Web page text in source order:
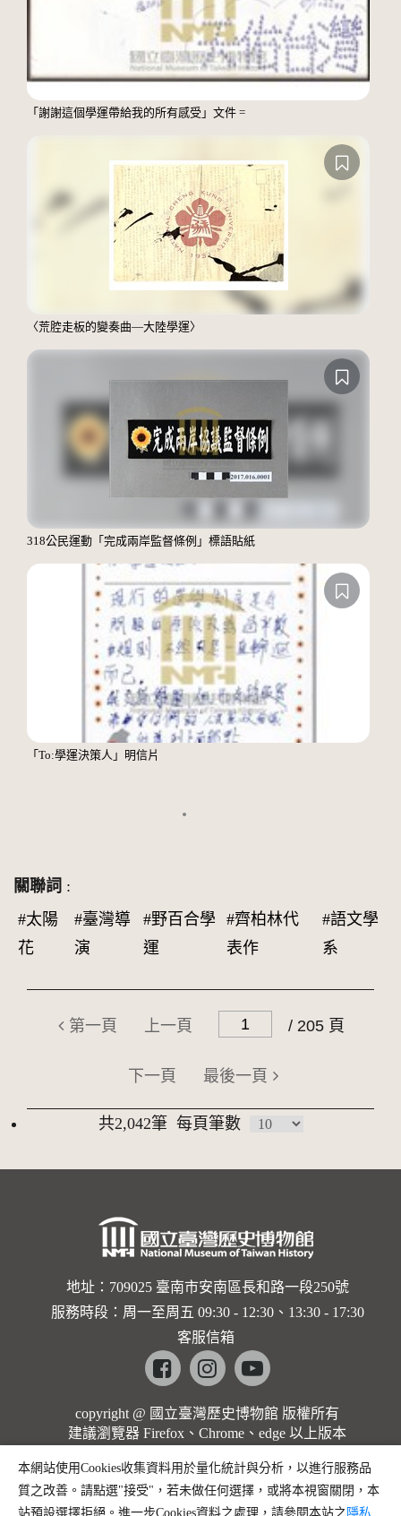
「謝謝這個學運帶給我的所有感受」文件 =
〈荒腔走板的變奏曲—大陸學運〉
318公民運動「完成兩岸監督條例」標語貼紙
「To:學運決策人」明信片
關聯詞 :
#太陽
花
#臺灣導
演
#野百合學
運
#齊柏林代
表作
#語文學
系
第一頁 上一頁 / 205 頁
下一頁 最後一頁
共2,042筆 每頁筆數
地址：709025 臺南市安南區長和路一段250號
服務時段：周一至周五 09:30 - 12:30、13:30 - 17:30
客服信箱
Facebookinstagramyoutube
copyright @ 國立臺灣歷史博物館 版權所有
建議瀏覽器 Firefox、Chrome、edge 以上版本
本網站使用Cookies收集資料用於量化統計與分析，以進行服務品
質之改善。請點選"接受"，若未做任何選擇，或將本視窗關閉，本
站預設選擇拒絕。進一步Cookies資料之處理，請參閱本站之 隱私